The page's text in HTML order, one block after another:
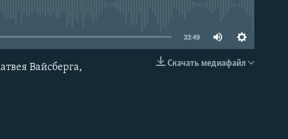
EMBED
33:49
Скачать медиафайл
Вайсберга,